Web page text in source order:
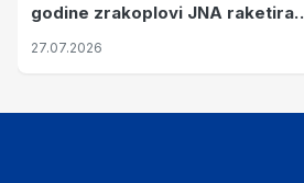
godine zrakoplovi JNA raketirali
su vojarnu i obučni centar "Nikola
27.07.2026